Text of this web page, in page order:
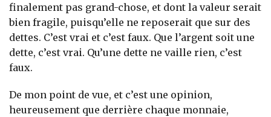
finalement pas grand-chose, et dont la valeur serait
bien fragile, puisqu’elle ne reposerait que sur des
dettes. C’est vrai et c’est faux. Que l’argent soit une
dette, c’est vrai. Qu’une dette ne vaille rien, c’est
faux.
De mon point de vue, et c’est une opinion,
heureusement que derrière chaque monnaie,